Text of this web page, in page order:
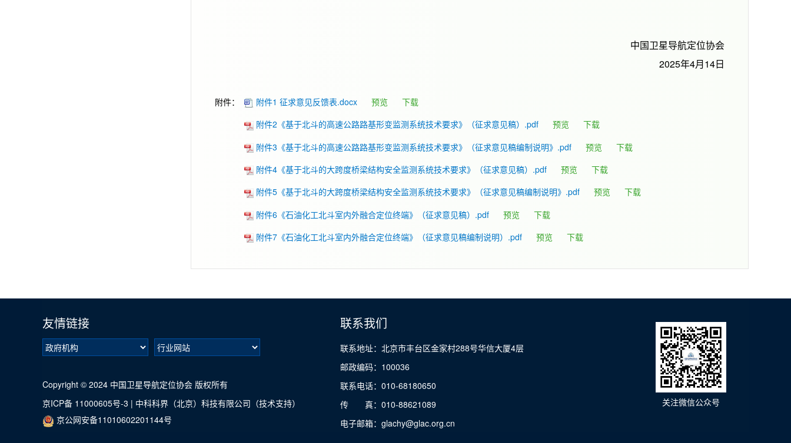
中国卫星导航定位协会
2025年4月14日
附件： 附件1 征求意见反馈表.docx 预览
下载
附件2《基于北斗的高速公路路基形变监测系统技术要求》（征求意见稿）.pdf
预览
下载
附件3《基于北斗的高速公路路基形变监测系统技术要求》（征求意见稿编制说明》.pdf
预览
下载
附件4《基于北斗的大跨度桥梁结构安全监测系统技术要求》（征求意见稿）.pdf
预览
下载
附件5《基于北斗的大跨度桥梁结构安全监测系统技术要求》（征求意见稿编制说明》.pdf
预览
下载
附件6《石油化工北斗室内外融合定位终端》（征求意见稿）.pdf
预览
下载
附件7《石油化工北斗室内外融合定位终端》（征求意见稿编制说明）.pdf
预览 下载
友情链接
Copyright © 2024 中国卫星导航定位协会 版权所有
京ICP备 11000605号-3 | 中科科界（北京）科技有限公司（技术支持）
京公网安备11010602201144号
联系我们
联系地址：北京市丰台区金家村288号华信大厦4层
邮政编码：100036
联系电话：010-68180650
传 真：010-88621089
电子邮箱：glachy@glac.org.cn
关注微信公众号